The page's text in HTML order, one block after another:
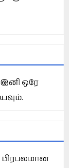
ஒரே
பிரபலமான